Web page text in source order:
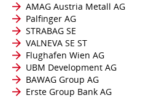
AMAG Austria Metall AG
Palfinger AG
STRABAG SE
VALNEVA SE ST
Flughafen Wien AG
UBM Development AG
BAWAG Group AG
Erste Group Bank AG